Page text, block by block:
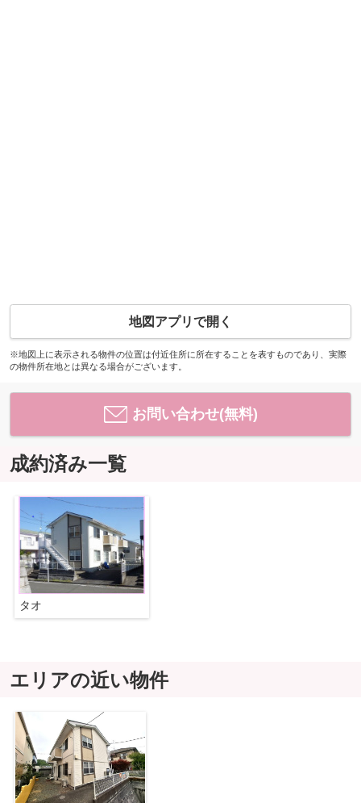
地図アプリで開く
※地図上に表示される物件の位置は付近住所に所在することを表すものであり、実際
の物件所在地とは異なる場合がございます。
お問い合わせ(無料)
成約済み一覧
タオ
エリアの近い物件